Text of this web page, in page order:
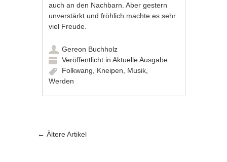
auch an den Nachbarn. Aber gestern
unverstärkt und fröhlich machte es sehr
viel Freude.
Gereon Buchholz
Veröffentlicht inAktuelle Ausgabe
Folkwang
Kneipen Musik
Werden
Artikel-Navigation
← Ältere Artikel